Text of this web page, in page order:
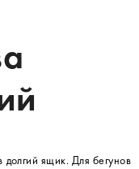
ящик. Для бегунов